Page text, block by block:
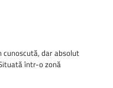
cunoscută, dar absolut
într-o zonă